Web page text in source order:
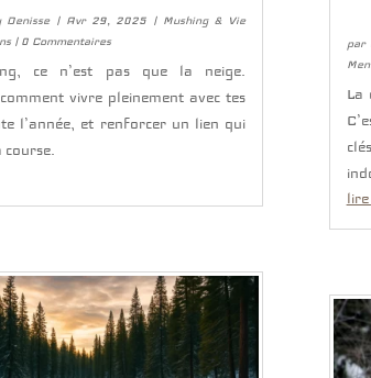
Denisse| Avr 29, 2025 | Mushing & Vie
| 0 Commentaires
ce n’est pas que la neige.
vivre pleinement avec tes
l’année, et renforcer un lien qui
course.
par
La